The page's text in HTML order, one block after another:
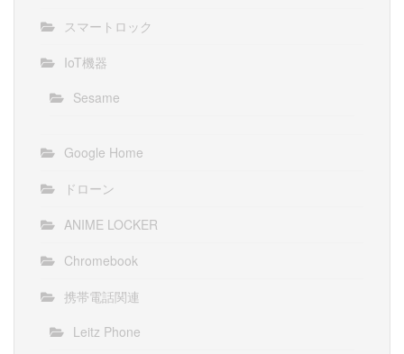
スマートロック
IoT機器
Sesame
Google Home
ドローン
ANIME LOCKER
Chromebook
携帯電話関連
Leitz Phone